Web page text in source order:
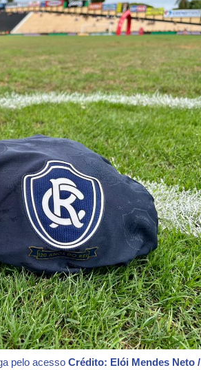
pelo acessoCrédito: Elói Mendes Neto /